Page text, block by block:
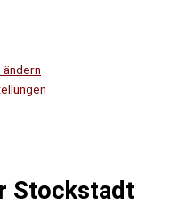
Stockstadt